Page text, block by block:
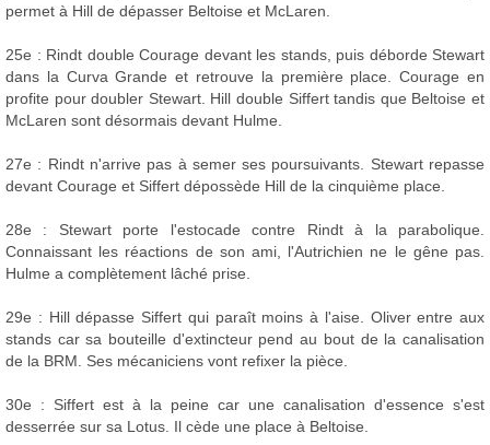
permet à Hill de dépasser Beltoise et McLaren.
25e : Rindt double Courage devant les stands, puis déborde Stewart
dans la Curva Grande et retrouve la première place. Courage en
profite pour doubler Stewart. Hill double Siffert tandis que Beltoise et
McLaren sont désormais devant Hulme.
27e : Rindt n'arrive pas à semer ses poursuivants. Stewart repasse
devant Courage et Siffert dépossède Hill de la cinquième place.
28e : Stewart porte l'estocade contre Rindt à la parabolique.
Connaissant les réactions de son ami, l'Autrichien ne le gêne pas.
Hulme a complètement lâché prise.
29e : Hill dépasse Siffert qui paraît moins à l'aise. Oliver entre aux
stands car sa bouteille d'extincteur pend au bout de la canalisation
de la BRM. Ses mécaniciens vont refixer la pièce.
30e : Siffert est à la peine car une canalisation d'essence s'est
desserrée sur sa Lotus. Il cède une place à Beltoise.